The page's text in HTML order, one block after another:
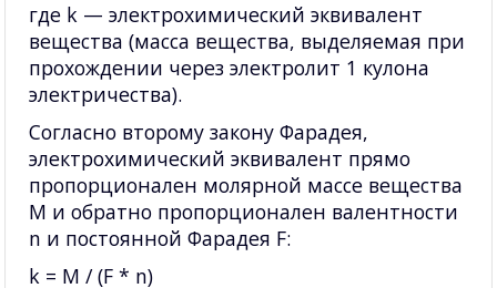
где k — электрохимический эквивалент
вещества (масса вещества, выделяемая при
прохождении через электролит 1 кулона
электричества).
Согласно второму закону Фарадея,
электрохимический эквивалент прямо
пропорционален молярной массе вещества
M и обратно пропорционален валентности
n и постоянной Фарадея F:
k = M / (F * n)